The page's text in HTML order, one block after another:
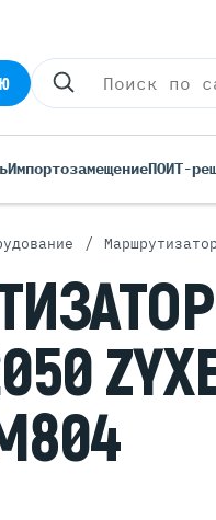
Rack
Tower
Б/У
ИмпортозамещениеПОИТ-
/